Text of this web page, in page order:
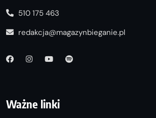
510 175 463
redakcja@magazynbieganie.pl
Ważne linki